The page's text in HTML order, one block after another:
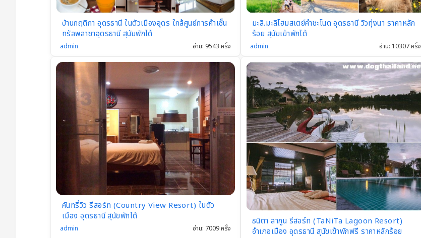
บ้านกฤติกา อุดรธานี ในตัวเมืองอุดร ใกล้ศูนย์การค้าเซ็น
ทรัลพลาซาอุดรธานี สุนัขพักได้
อ่าน: 9543 ครั้ง
admin
มะลิ.มะลิโฮมสเตย์คำชะโนด อุดรธานี วิวทุ่งนา ราคาหลัก
ร้อย สุนัขเข้าพักได้
อ่าน: 10307 ครั้ง
admin
คันทรี่วิว รีสอร์ท (Country View Resort) ในตัว
เมือง อุดรธานี สุนัขพักได้
อ่าน: 7009 ครั้ง
admin
ธนิตา ลากูน รีสอร์ท (TaNiTa Lagoon Resort)
อำเภอเมือง อุดรธานี สุนัขเข้าพักฟรี ราคาหลักร้อย